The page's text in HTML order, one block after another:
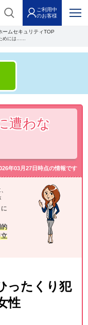
ご利用中
のお客様
ームセキュリティTOP
めには……
遭わな
年03月27日時点の情報です
ったくり犯
性